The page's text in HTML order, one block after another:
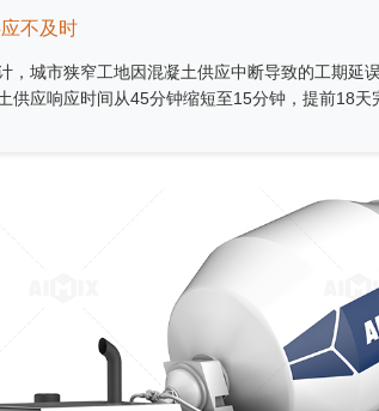
不及时
，城市狭窄工地因混凝土供应中断导致的工期延
供应响应时间从45分钟缩短至15分钟，提前18天